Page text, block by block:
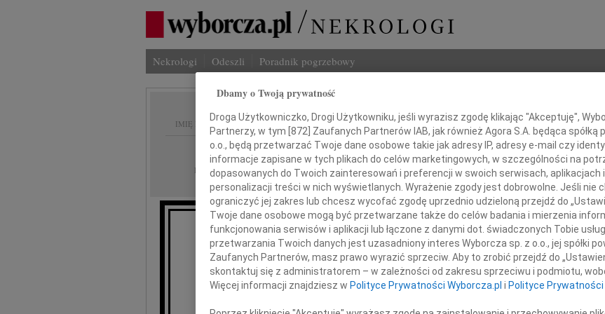
Nekrologi Odeszli Poradnik pogrzebowy
IMIĘ I NAZWISKO:
REGION: Łódź
DATA EMISJI: 01.03.2011
Panu dr n. med.
Michałowi Chudzikowi
Dbamy o Twoją prywatność
Droga Użytkowniczko, Drogi Użytkowniku, jeśli wyrazisz zgodę klikając "Akceptuję",
Partnerzy, w tym [872] Zaufanych Partnerów IAB, jak również Agora S.A. będąca spółką
o.o., będą przetwarzać Twoje dane osobowe takie jak adresy IP, adresy e-mail czy
informacje zapisane w tych plikach do celów marketingowych, w szczególności na
dopasowanych do Twoich zainteresowań i preferencji w swoich serwisach, aplikacjach
personalizacji treści w nich wyświetlanych. Wyrażenie zgody jest dobrowolne. Jeśli nie
ograniczyć jej zakres lub chcesz wycofać zgodę uprzednio udzieloną przejdź do
Twoje dane osobowe mogą być przetwarzane także do celów badania i mierzenia
funkcjonowania serwisów i aplikacji lub łączone z danymi dot. świadczonych Tobie
przetwarzania Twoich danych jest uzasadniony interes Wyborcza sp. z o.o., jej spółki
Zaufanych Partnerów, masz prawo wyrazić sprzeciw. Aby to zrobić przejdź do
skontaktuj się z administratorem – w zależności od zakresu sprzeciwu i podmiotu,
Więcej informacji znajdziesz w Polityce Prywatności Wyborcza.pl i Polityce Prywatności